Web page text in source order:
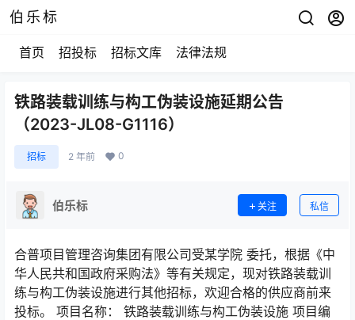
伯乐标
首页 招投标 招标文库 法律法规
铁路装载训练与构工伪装设施延期公告
（2023-JL08-G1116）
招标 2 年前 0
伯乐标 关注 私信
合普项目管理咨询集团有限公司受某学院 委托，根据《中
华人民共和国政府采购法》等有关规定，现对铁路装载训
练与构工伪装设施进行其他招标，欢迎合格的供应商前来
投标。 项目名称： 铁路装载训练与构工伪装设施 项目编